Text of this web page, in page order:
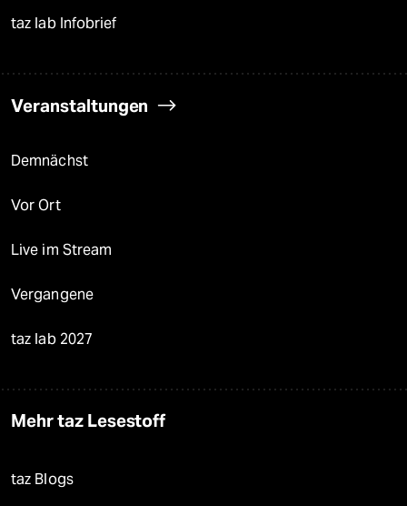
taz lab Infobrief
Veranstaltungen
Demnächst
Vor Ort
Live im Stream
Vergangene
taz lab 2027
Mehr taz Lesestoff
taz Blogs